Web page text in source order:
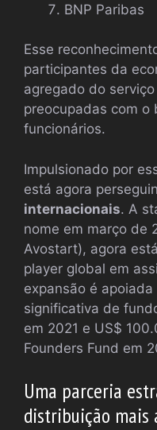
BNP Paribas
Esse
participantes da
agregado do
preocupadas com
funcionários.
Impulsionado por
está agora
internacionais. A
nome em março de
Avostart), agora
player global em
expansão é
significativa de
em 2021 e US$
Founders Fund em
Uma parceria
distribuição mais